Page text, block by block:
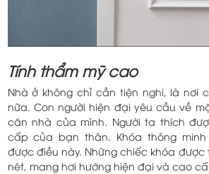
Tính thẩm mỹ cao
Nhà ở không chỉ cần tiện nghi, là nơi
nữa. Con người hiện đại yêu cầu về
căn nhà của mình. Người ta thích
cấp của bạn thân. Khóa thông
được điều này. Những chiếc khóa được
nét, mang hơi hướng hiện đại và cao